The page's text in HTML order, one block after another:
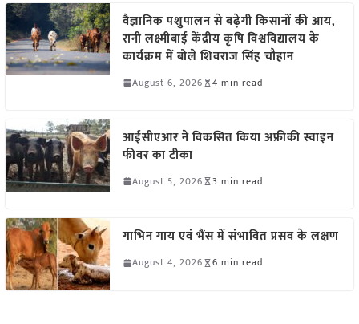
वैज्ञानिक पशुपालन से बढ़ेगी किसानों की आय,
रानी लक्ष्मीबाई केंद्रीय कृषि विश्वविद्यालय के
कार्यक्रम में बोले शिवराज सिंह चौहान
August 6, 2026 4 min read
आईसीएआर ने विकसित किया अफ्रीकी स्वाइन
फीवर का टीका
August 5, 2026 3 min read
गाभिन गाय एवं भैंस में संभावित प्रसव के लक्षण
August 4, 2026 6 min read